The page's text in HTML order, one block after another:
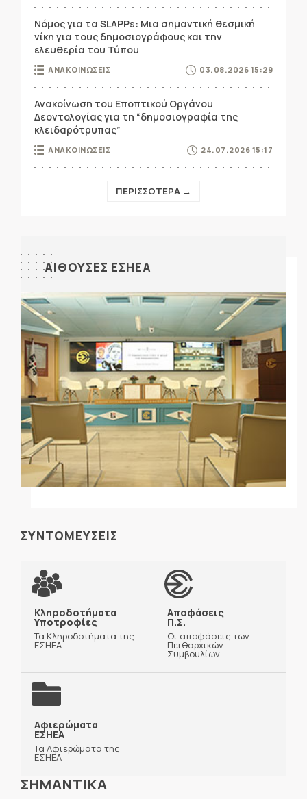
Νόμος για τα SLAPPs: Μια σημαντική θεσμική
νίκη για τους δημοσιογράφους και την
ελευθερία του Τύπου
ΑΝΑΚΟΙΝΩΣΕΙΣ 03.08.2026 15:29
Ανακοίνωση του Εποπτικού Οργάνου
Δεοντολογίας για τη “δημοσιογραφία της
κλειδαρότρυπας”
ΑΝΑΚΟΙΝΩΣΕΙΣ 24.07.2026 15:17
ΠΕΡΙΣΣΟΤΕΡΑ →
ΑΙΘΟΥΣΕΣ ΕΣΗΕΑ
ΣΥΝΤΟΜΕΥΣΕΙΣ
Κληροδοτήματα
Υποτροφίες
Τα Κληροδοτήματα της
ΕΣΗΕΑ
Αποφάσεις
Π.Σ.
Οι αποφάσεις των
Πειθαρχικών
Συμβουλίων
Αφιερώματα
ΕΣΗΕΑ
Τα Αφιερώματα της
ΕΣΗΕΑ
ΣΗΜΑΝΤΙΚΑ